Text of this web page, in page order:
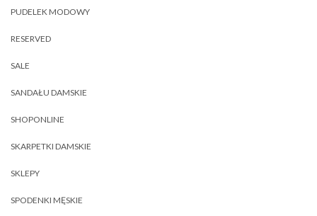
PUDELEK MODOWY
RESERVED
SALE
SANDAŁU DAMSKIE
SHOPONLINE
SKARPETKI DAMSKIE
SKLEPY
SPODENKI MĘSKIE